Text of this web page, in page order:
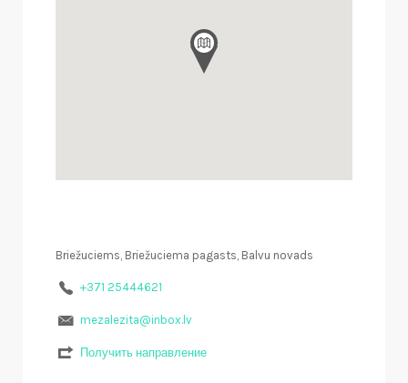
Briežuciems, Briežuciema pagasts, Balvu novads
+371 25444621
mezalezita@inbox.lv
Получить направление